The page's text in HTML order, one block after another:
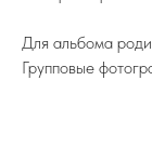
Для альбома
Групповые